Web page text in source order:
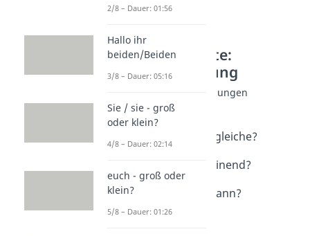
Weitere Inhalte:
Rechtschreibung
Häufige Fehler: Wendungen
als oder wie?
Dauer: 02:50
dasselbe oder das gleiche?
Dauer: 02:08
scheinbar / anscheinend?
Dauer: 03:09
Oh man oder oh Mann?
Dauer: 02:17
2/8 – Dauer: 01:56
Hallo ihr
beiden/Beiden
3/8 – Dauer: 05:16
Sie / sie - groß
oder klein?
4/8 – Dauer: 02:14
euch - groß oder
klein?
5/8 – Dauer: 01:26